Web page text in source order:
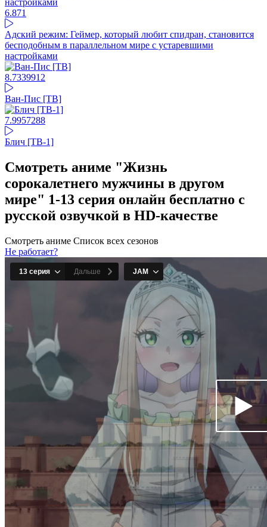
6.871
Адский режим: Геймер, который любит спидран, становится
бесподобным в параллельном мире с устаревшими
настройками
8.7339912
Ван-Пис [ТВ]
7.9957288
Блич [ТВ-1]
Смотреть аниме "Жизнь
сорокалетнего мужчины в другом
мире" 1-13 серия онлайн бесплатно с
русской озвучкой в HD-качестве
Смотреть аниме Список всех сезонов
Не работает?